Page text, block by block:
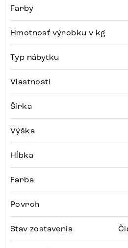
Farby
Hmotnosť výrobku v kg
Typ nábytku
Vlastnosti
Šírka
Výška
Hĺbka
Farba
Povrch
Stav zostavenia